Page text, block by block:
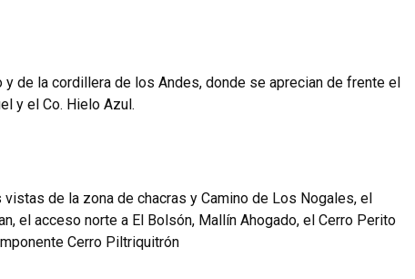
y de la cordillera de los Andes, donde se aprecian de frente el
y el Co. Hielo Azul.
de la zona de chacras y Camino de Los Nogales, el
el acceso norte a El Bolsón, Mallín Ahogado, el Cerro Perito
Cerro Piltriquitrón